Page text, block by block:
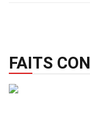
FAITS